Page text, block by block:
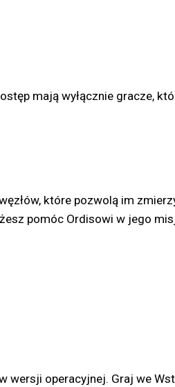
mają wyłącznie gracze,
które pozwolą im
pomóc Ordisowi w jego
wersji operacyjnej. Graj we